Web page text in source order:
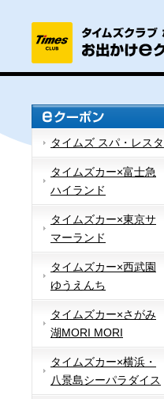
タイムズ スパ・レスタ
タイムズカー×富士急
ハイランド
タイムズカー×東京サ
マーランド
タイムズカー×西武園
ゆうえんち
タイムズカー×さがみ
湖MORI MORI
タイムズカー×横浜・
八景島シーパラダイス